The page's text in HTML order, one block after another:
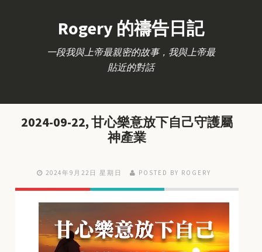
Rogery 的禱告日記
一段我與上帝最親密的故事，我與上帝最
貼近的對話
2024-09-22, 甘心樂意放下自己守護屬
神產業
2024年9月22日 星期日 POSTED BY ROGERY